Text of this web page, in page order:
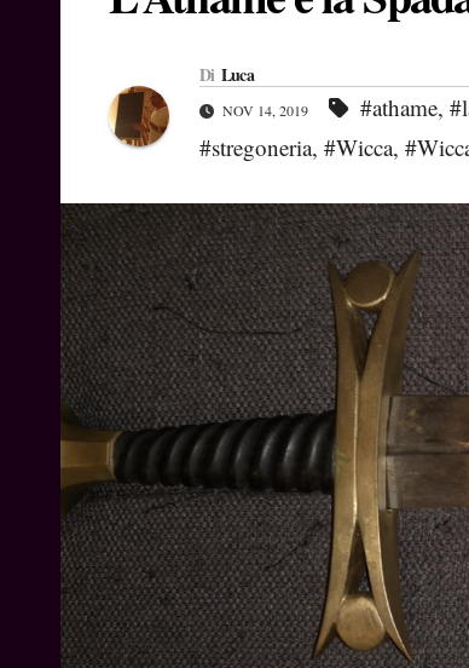
Di Luca
NOV 14, 2019 #athame,
#stregoneria, #Wicca,